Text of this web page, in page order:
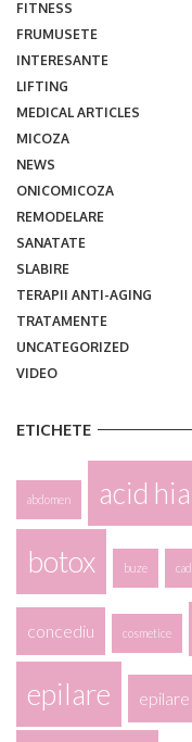
FITNESS
FRUMUSETE
INTERESANTE
LIFTING
MEDICAL ARTICLES
MICOZA
NEWS
ONICOMICOZA
REMODELARE
SANATATE
SLABIRE
TERAPII ANTI-AGING
TRATAMENTE
UNCATEGORIZED
VIDEO
ETICHETE
abdomen acid
botox buze
concediu cosmetice
epilare